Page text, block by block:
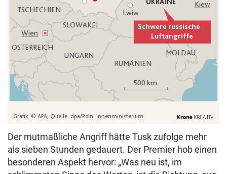
Der mutmaßliche Angriff hätte Tusk zufolge mehr
als sieben Stunden gedauert. Der Premier hob einen
besonderen Aspekt hervor: „Was neu ist, im